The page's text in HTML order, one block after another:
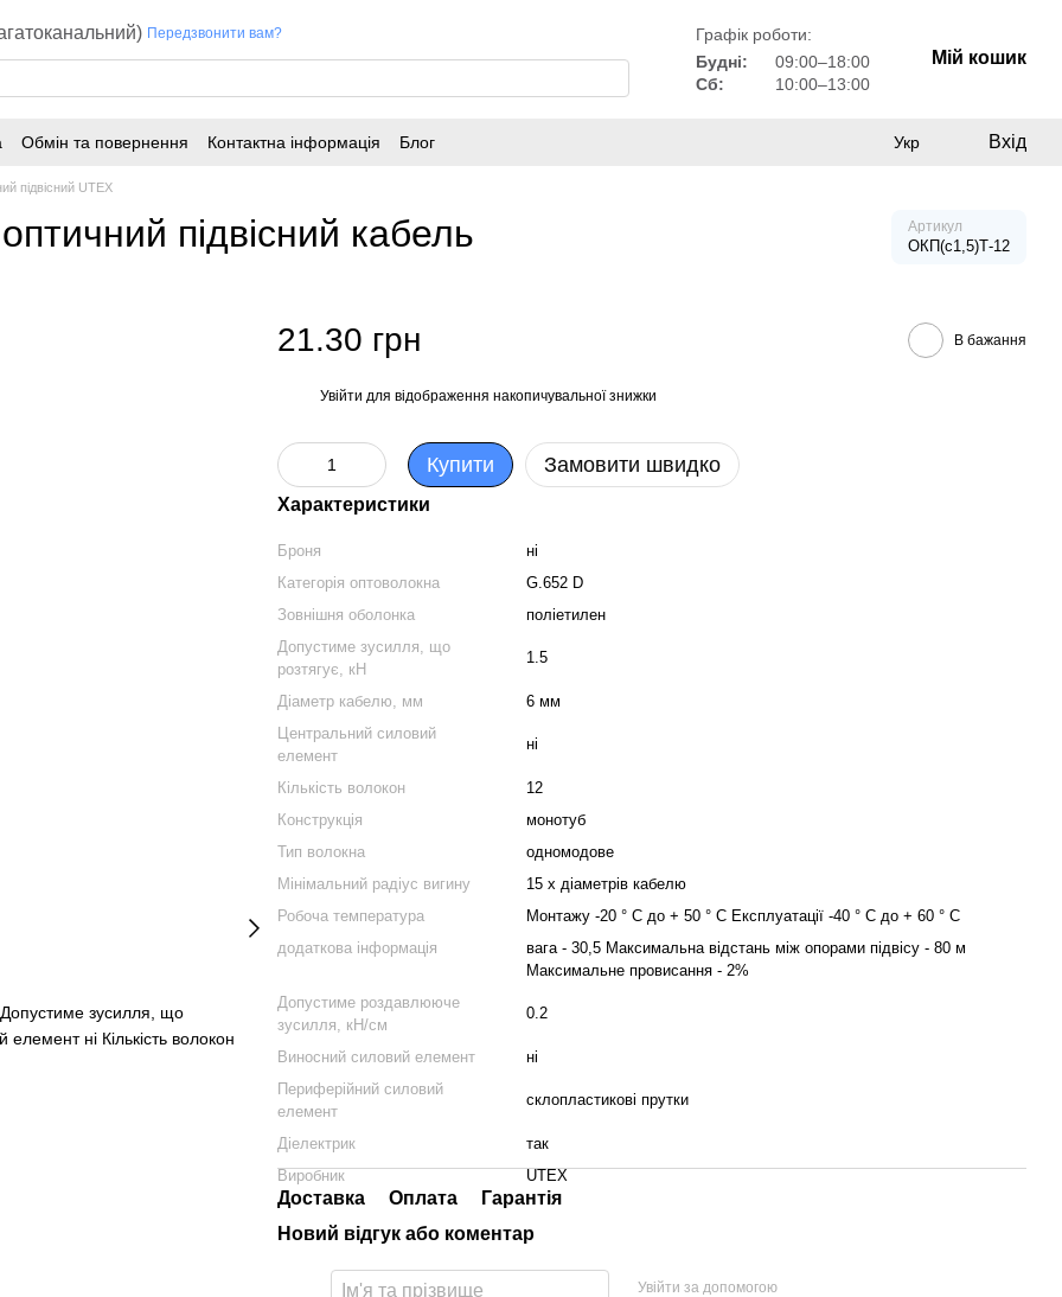
Передзвонити вам?
Графік роботи:
Будні:
09:00–18:00
Сб:
10:00–13:00
Мій кошик
Обмін та повернення Контактна інформація Блог Укр Вхід
підвісний UTEX
підвісний кабель Артикул
ОКП(с1,5)Т-12
Допустиме зусилля, що
ні Кількість волокон
21.30 грн В бажання
Увійти для відображення накопичувальної знижки
Купити Замовити швидко
Характеристики
Броня
ні
Категорія оптоволокна
G.652 D
Зовнішня оболонка
поліетилен
Допустиме зусилля, що
розтягує, кН
1.5
Діаметр кабелю, мм
6 мм
Центральний силовий
елемент
ні
Кількість волокон
12
Конструкція
монотуб
Тип волокна
одномодове
Мінімальний радіус вигину
15 х діаметрів кабелю
Робоча температура
Монтажу -20 ° C до + 50 ° C Експлуатації -40 ° C до + 60 ° C
додаткова інформація
вага - 30,5 Максимальна відстань між опорами підвісу - 80 м
Максимальне провисання - 2%
Допустиме роздавлююче
зусилля, кН/см
0.2
Виносний силовий елемент
ні
Периферійний силовий
елемент
склопластикові прутки
Діелектрик
так
Виробник
UTEX
Доставка Оплата
Гарантія
Новий відгук або коментар
Увійти за допомогою